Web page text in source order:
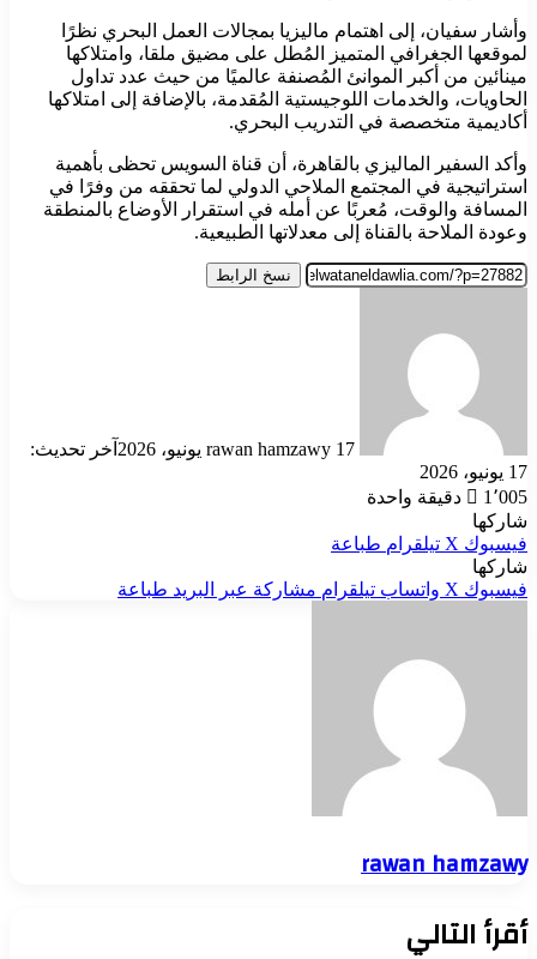
وأشار سفيان، إلى اهتمام ماليزيا بمجالات العمل البحري نظرًا
لموقعها الجغرافي المتميز المُطل على مضيق ملقا، وامتلاكها
مينائين من أكبر الموانئ المُصنفة عالميًا من حيث عدد تداول
الحاويات، والخدمات اللوجيستية المُقدمة، بالإضافة إلى امتلاكها
أكاديمية متخصصة في التدريب البحري.
وأكد السفير الماليزي بالقاهرة، أن قناة السويس تحظى بأهمية
استراتيجية في المجتمع الملاحي الدولي لما تحققه من وفرًا في
المسافة والوقت، مُعربًا عن أمله في استقرار الأوضاع بالمنطقة
وعودة الملاحة بالقناة إلى معدلاتها الطبيعية.
نسخ الرابط
rawan hamzawy 17 يونيو، 2026
آخر تحديث:
17 يونيو، 2026
1٬005
دقيقة واحدة
شاركها
فيسبوك ‫X تيلقرام طباعة
شاركها
فيسبوك ‫X واتساب تيلقرام مشاركة عبر البريد طباعة
rawan hamzawy
أقرأ التالي